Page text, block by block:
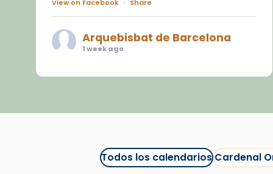
View on Facebook · Share
Arquebisbat de Barcelona
1 week ago
juliol la missa de Les Santes de
Todos los calendariosCardenal